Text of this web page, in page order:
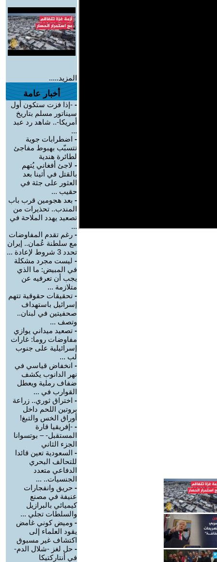
المزيد.....
أخبار عامة
- -إذا فزت ستكون أول
سيناتور مسلم بتاريخ
أمريكا-.. شاهد رد عبد
...
- اضطرابات جوية
تتسبّب بهبوط مفاجئ
لطائرة هندية
- لاجئ أفغاني يُتهم
بالقتل في أثينا بعد
العثور على جثة في
حقيب ...
- بعد هجومين قرب باب
المندب.. تحذيرات من
تصعيد يهدد الملاحة في
...
- رغم تقدم المفاوضات
مع سلطنة عُمان.. إيران
تحدد 3 شروط لإعادة ...
- ليست مجرد مشكلة
في المبيض: ما الذي
يجب أن تعرفيه عن
متلازمة ...
- تحقيقات حقوقية تتهم
إسرائيل باستهداف
صحفيتين في لبنان..
وتصف ...
- تصعيد ميداني يوازي
مفاوضات روما: غارات
إسرائيلية على جنوب
لب ...
- انخفاض قياسي في
نهر الدانوب يكشف
ضفاف رملية ويعطل
القوارب في ...
- اختراق ثوري.. زراعة
بروتين اللحم داخل
أوراق الخس والتبغ!
- -إفريقيا قارة
المستقبل- – بوتسوانا
الجزء الثاني
- السعودية تعين قائدا
للتحالف البحري
الدفاعي متعدد
الجنسيات.. ...
- حريق وانفجارات
عنيفة في مصنع
كيميائي بالبرازيل
والسلطات تجلي ...
- وميض كوني غامض
يقود العلماء إلى
اكتشاف غير مسبوق
- حل لغز -شلال الدم-
في أنتاركتيكا